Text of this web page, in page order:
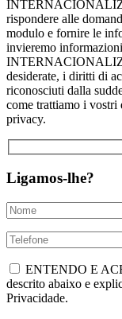
rispondere alle
modulo e fornire le
invieremo
desiderate, i diritti di
riconosciuti dalla
come trattiamo i vostri
privacy.
Ligamos-lhe?
ENTENDO E
descrito abaixo e
Privacidade.